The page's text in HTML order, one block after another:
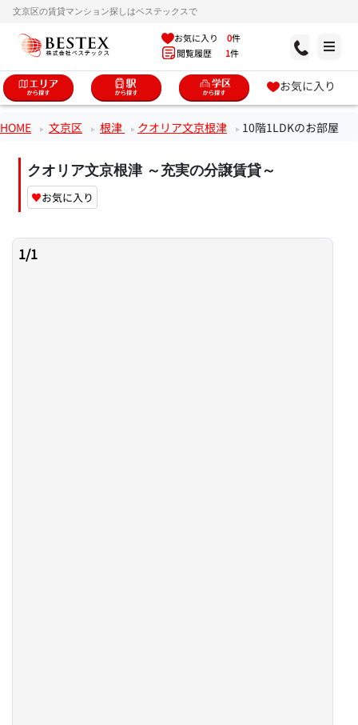
文京区の賃貸マンション探しはベステックスで
お気に入り 0件
閲覧履歴 1件
お気に入り
HOME 文京区 根津 クオリア文京根津 10階1LDKのお部屋
クオリア文京根津 ～充実の分譲賃貸～
♥お気に入り
1/1